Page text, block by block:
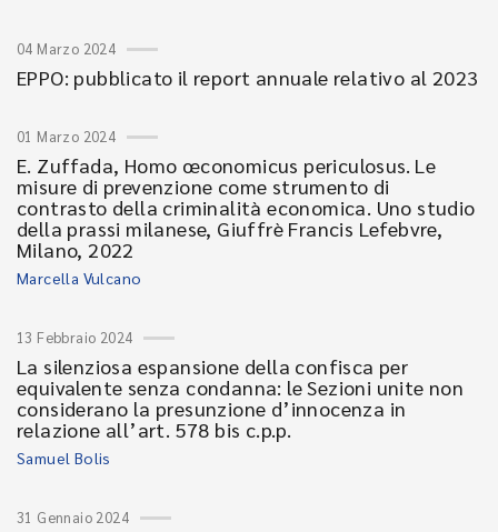
04 Marzo 2024
EPPO: pubblicato il report annuale relativo al 2023
01 Marzo 2024
E. Zuffada, Homo œconomicus periculosus. Le
misure di prevenzione come strumento di
contrasto della criminalità economica. Uno studio
della prassi milanese, Giuffrè Francis Lefebvre,
Milano, 2022
Marcella Vulcano
13 Febbraio 2024
La silenziosa espansione della confisca per
equivalente senza condanna: le Sezioni unite non
considerano la presunzione d’innocenza in
relazione all’art. 578 bis c.p.p.
Samuel Bolis
31 Gennaio 2024